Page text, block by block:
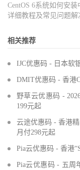
CentOS 6系统如何安
详细教程及常见问题解
相关推荐
IJC优惠码 - 日本软
DMIT优惠码 - 香港
野草云优惠码 -
199元起
云途优惠码 - 香港
月付298元起
Pia云优惠码 - 香港
Pia云优惠码 - 五周